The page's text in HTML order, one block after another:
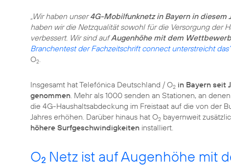
„Wir haben unser4G-Mobilfunknetz in Bayern in diesem
haben wir die Netzqualität sowohl für die Versorgung der
verbessert. Wir sind aufAugenhöhe mit dem
Branchentest der Fachzeitschrift connect unterstreicht das“
O2.
Insgesamt hat Telefónica Deutschland / O2 in Bayern seit
genommen. Mehr als 1000 senden an Stationen, an
die 4G-Haushaltsabdeckung im Freistaat auf die von der
Jahres erhöhen. Darüber hinaus hat O2 bayernweit
höhere Surfgeschwindigkeiten installiert.
O2 Netz ist auf Augenhöhe mit